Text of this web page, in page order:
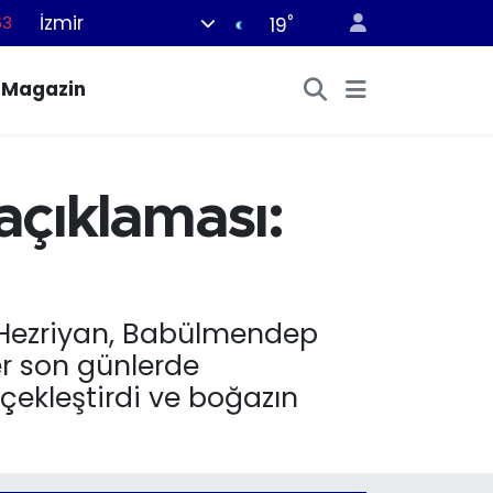
İzmir 19°
Magazin
Babülmendep
son günlerde
ve boğazın